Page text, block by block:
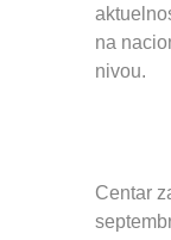
na
nivou.
Centar